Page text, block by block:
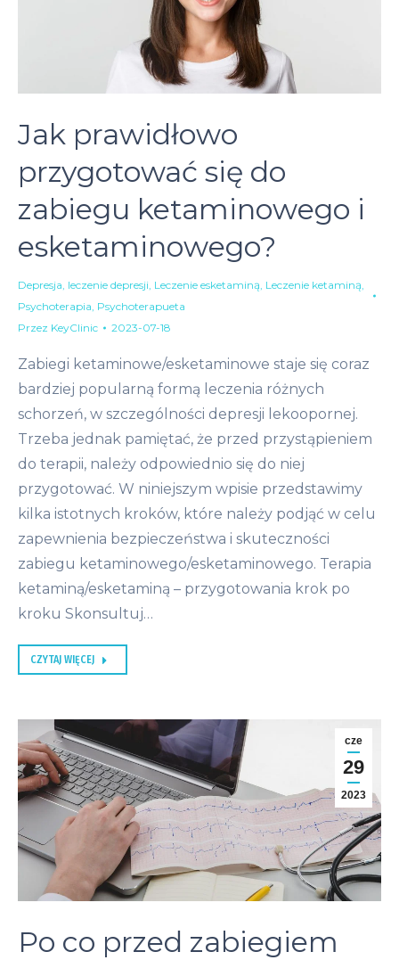
Jak prawidłowo
przygotować się do
zabiegu ketaminowego i
esketaminowego?
Depresja, leczenie depresji, Leczenie esketaminą, Leczenie ketaminą,
Psychoterapia, Psychoterapueta
Przez KeyClinic 2023-07-18
Zabiegi ketaminowe/esketaminowe staje się coraz
bardziej popularną formą leczenia różnych
schorzeń, w szczególności depresji lekoopornej.
Trzeba jednak pamiętać, że przed przystąpieniem
do terapii, należy odpowiednio się do niej
przygotować. W niniejszym wpisie przedstawimy
kilka istotnych kroków, które należy podjąć w celu
zapewnienia bezpieczeństwa i skuteczności
zabiegu ketaminowego/esketaminowego. Terapia
ketaminą/esketaminą – przygotowania krok po
kroku Skonsultuj…
CZYTAJ WIĘCEJ
cze
29
2023
Po co przed zabiegiem